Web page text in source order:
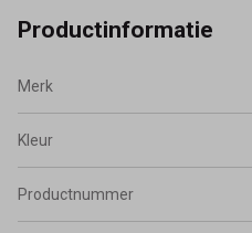
Productinformatie
Merk
Kleur
Productnummer